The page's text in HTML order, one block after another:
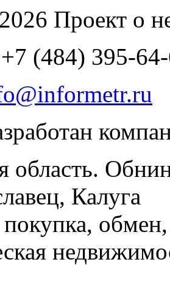
Проект о
(484) 395-
область.
Калуга
обмен,